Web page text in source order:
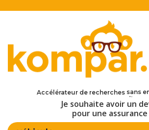
Accélérateur de recherches
en
Je souhaite avoir un
pour une assurance